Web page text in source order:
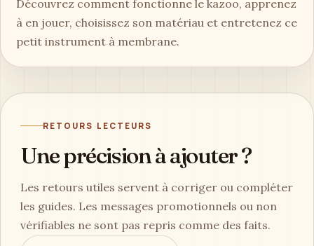
Découvrez comment fonctionne le kazoo, apprenez
à en jouer, choisissez son matériau et entretenez ce
petit instrument à membrane.
RETOURS LECTEURS
Une précision à ajouter ?
Les retours utiles servent à corriger ou compléter
les guides. Les messages promotionnels ou non
vérifiables ne sont pas repris comme des faits.